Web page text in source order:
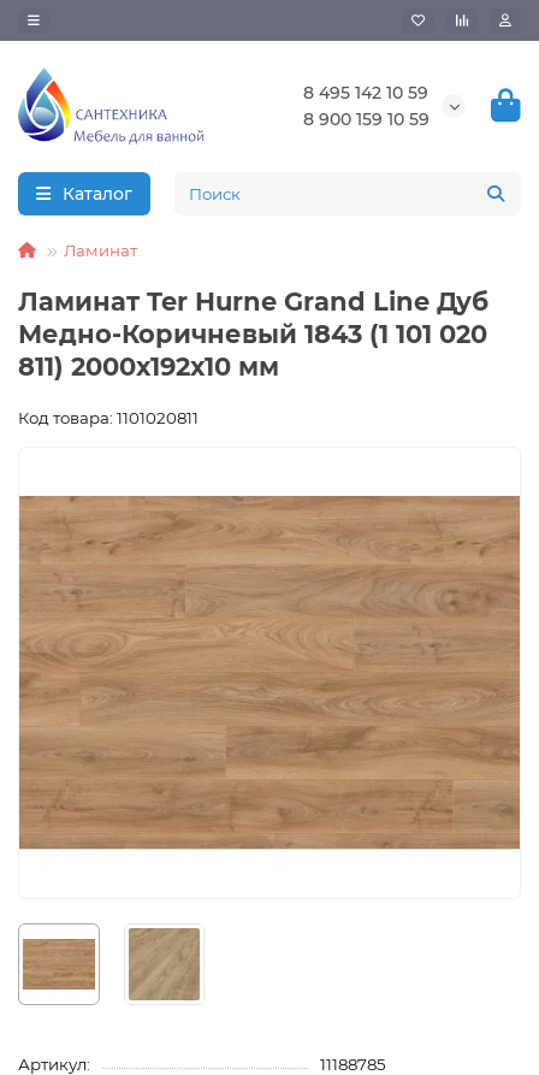
8 495 142 10 59
8 900 159 10 59
Каталог
Ламинат
Ламинат Ter Hurne Grand Line Дуб
Медно-Коричневый 1843 (1 101 020
811) 2000х192х10 мм
Код товара: 1101020811
Артикул:
11188785